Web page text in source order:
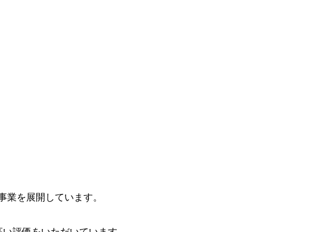
を展開しています。